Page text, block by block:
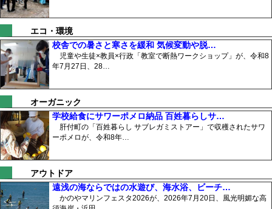
エコ・環境
校舎での暑さと寒さを緩和 気候変動や脱…
児童や生徒×教員×行政「教室で断熱ワークショップ」が、令和8
年7月27日、28…
オーガニック
学校給食にサワーポメロ納品 百姓暮らしサ…
肝付町の「百姓暮らし サブレガミストアー」で収穫されたサワ
ーポメロが、令和8年…
アウトドア
遠浅の海ならではの水遊び、海水浴、ビーチ…
かのやマリンフェスタ2026が、2026年7月20日、風光明媚な高